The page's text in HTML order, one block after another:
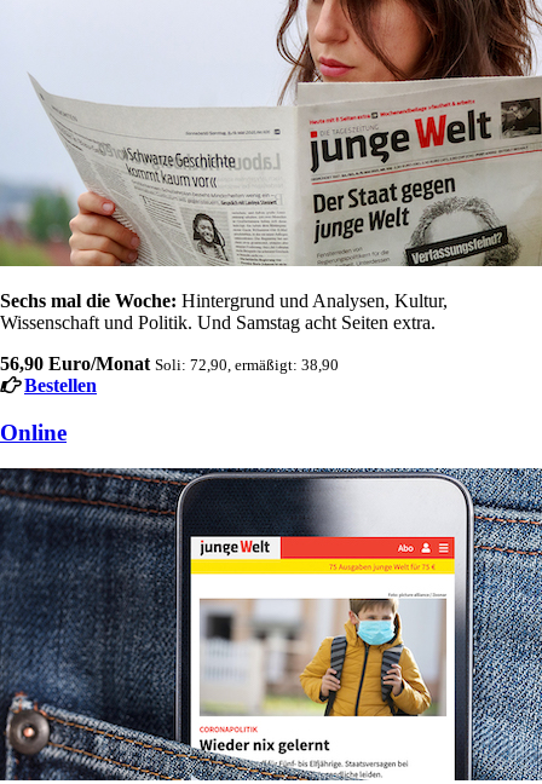
Sechs mal die Woche: Hintergrund und Analysen, Kultur,
Wissenschaft und Politik. Und Samstag acht Seiten extra.
56,90 Euro/Monat Soli: 72,90, ermäßigt: 38,90
Bestellen
Online